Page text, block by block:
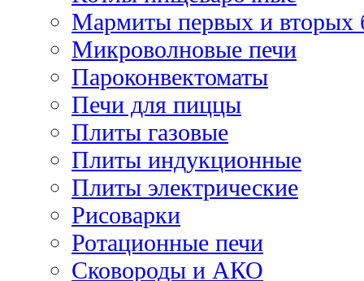
Мармиты первых и вторых
Микроволновые печи
Пароконвектоматы
Печи для пиццы
Плиты газовые
Плиты индукционные
Плиты электрические
Рисоварки
Ротационные печи
Сковороды и АКО